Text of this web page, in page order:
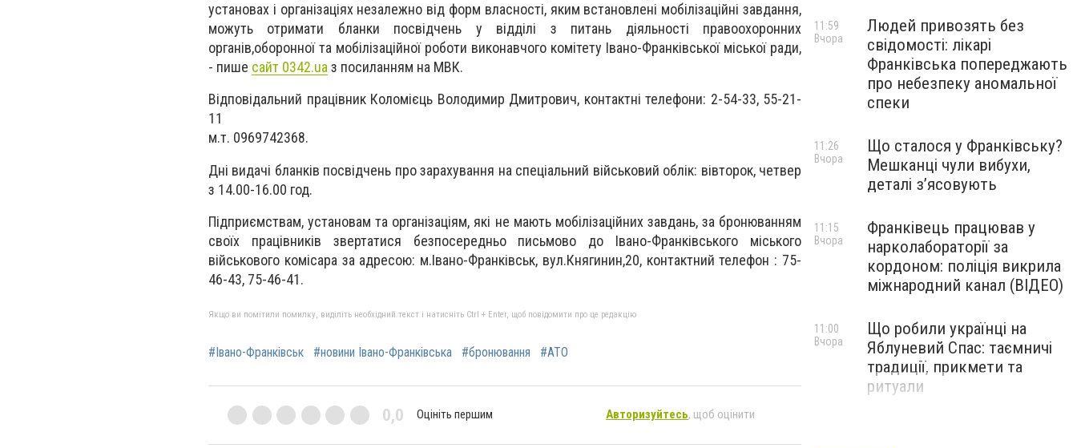
установах і організаціях незалежно від форм власності, яким встановлені мобілізаційні завдання,
можуть отримати бланки посвідчень у відділі з питань діяльності правоохоронних
органів,оборонної та мобілізаційної роботи виконавчого комітету Івано-Франківської міської ради,
- пише сайт 0342.ua з посиланням на МВК.
Відповідальний працівник Коломієць Володимир Дмитрович, контактні телефони: 2-54-33, 55-21-
11
м.т. 0969742368.
Дні видачі бланків посвідчень про зарахування на спеціальний військовий облік: вівторок, четвер
з 14.00-16.00 год.
Підприємствам, установам та організаціям, які не мають мобілізаційних завдань, за бронюванням
своїх працівників звертатися безпосередньо письмово до Івано-Франківського міського
військового комісара за адресою: м.Івано-Франківськ, вул.Княгинин,20, контактний телефон : 75-
46-43, 75-46-41.
Якщо ви помітили помилку, виділіть необхідний текст і натисніть Ctrl + Enter, щоб повідомити про це редакцію
#Івано-Франківськ #новини Івано-Франківська #бронювання #АТО
0,0 Оцініть першим Авторизуйтесь, щоб оцінити
Людей привозять без
свідомості: лікарі
Франківська попереджають
про небезпеку аномальної
спеки
11:59
Вчора
Що сталося у Франківську?
Мешканці чули вибухи,
деталі з’ясовують
11:26
Вчора
Франківець працював у
нарколабораторії за
кордоном: поліція викрила
міжнародний канал (ВІДЕО)
11:15
Вчора
Що робили українці на
Яблуневий Спас: таємничі
традиції, прикмети та
ритуали
11:00
Вчора